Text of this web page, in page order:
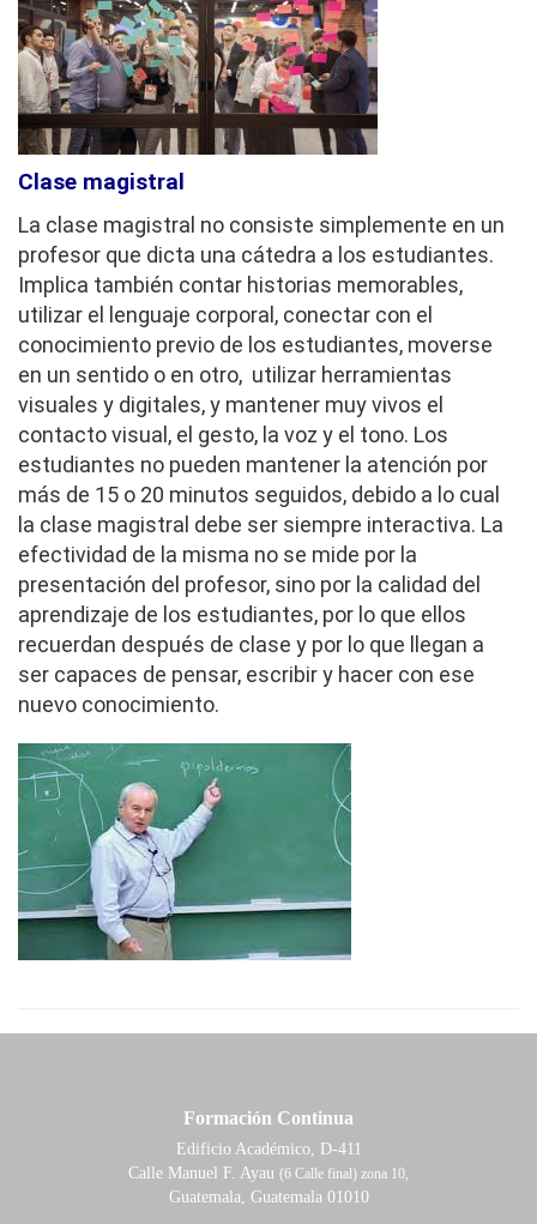
Clase magistral
La clase magistral no consiste simplemente en un
profesor que dicta una cátedra a los estudiantes.
Implica también contar historias memorables,
utilizar el lenguaje corporal, conectar con el
conocimiento previo de los estudiantes, moverse
en un sentido o en otro, utilizar herramientas
visuales y digitales, y mantener muy vivos el
contacto visual, el gesto, la voz y el tono. Los
estudiantes no pueden mantener la atención por
más de 15 o 20 minutos seguidos, debido a lo cual
la clase magistral debe ser siempre interactiva. La
efectividad de la misma no se mide por la
presentación del profesor, sino por la calidad del
aprendizaje de los estudiantes, por lo que ellos
recuerdan después de clase y por lo que llegan a
ser capaces de pensar, escribir y hacer con ese
nuevo conocimiento.
Formación Continua
Edificio Académico, D-411
Calle Manuel F. Ayau (6 Calle final) zona 10,
Guatemala, Guatemala 01010